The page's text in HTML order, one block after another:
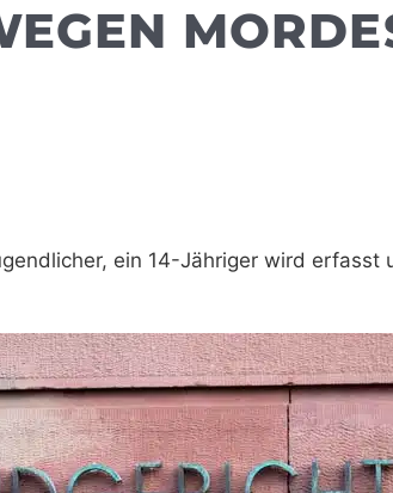
ein 14-Jähriger wird